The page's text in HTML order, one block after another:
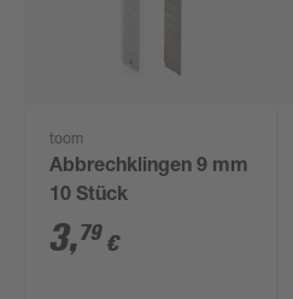
toom
Abbrechklingen 9 mm
10 Stück
3,79 €